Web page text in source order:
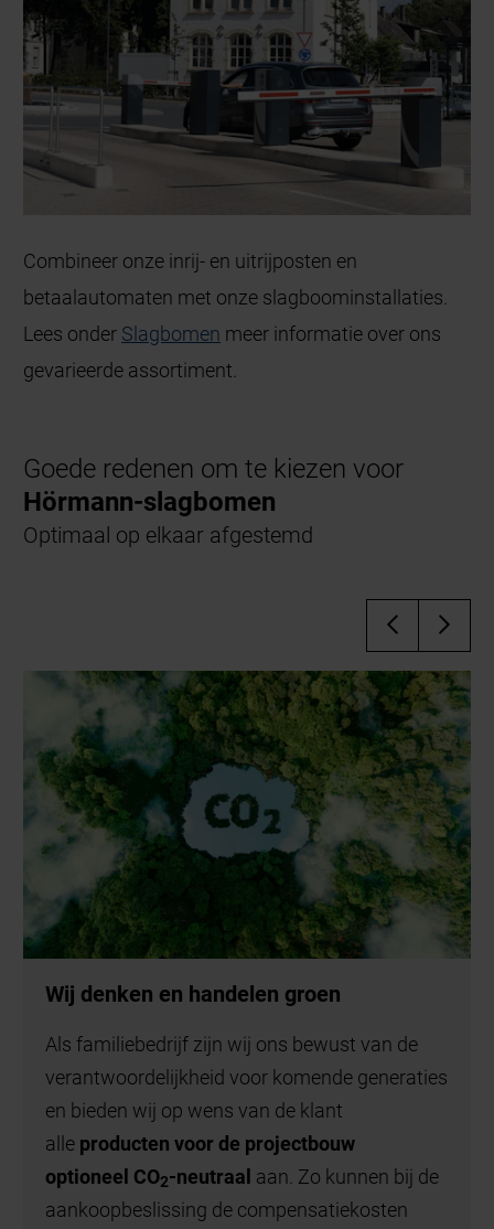
Combineer onze inrij- en uitrijposten en
betaalautomaten met onze slagboominstallaties.
Lees onder Slagbomen meer informatie over ons
gevarieerde assortiment.
Goede redenen om te kiezen voor
Hörmann-slagbomen
Optimaal op elkaar afgestemd
Wij denken en handelen groen
Als familiebedrijf zijn wij ons bewust van de
verantwoordelijkheid voor komende generaties
en bieden wij op wens van de klant
alle producten voor de projectbouw
optioneel CO2-neutraal aan. Zo kunnen bij de
aankoopbeslissing de compensatiekosten